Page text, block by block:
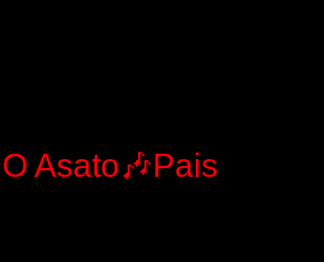
Asato🎶Pais